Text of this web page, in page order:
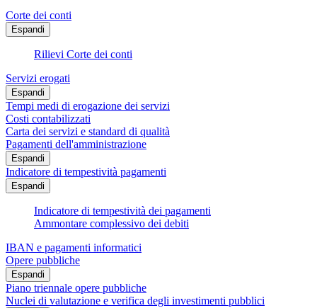
Corte dei conti
Espandi
Rilievi Corte dei conti
Servizi erogati
Espandi
Tempi medi di erogazione dei servizi
Costi contabilizzati
Carta dei servizi e standard di qualità
Pagamenti dell'amministrazione
Espandi
Indicatore di tempestività pagamenti
Espandi
Indicatore di tempestività dei pagamenti
Ammontare complessivo dei debiti
IBAN e pagamenti informatici
Opere pubbliche
Espandi
Piano triennale opere pubbliche
Nuclei di valutazione e verifica degli investimenti pubblici